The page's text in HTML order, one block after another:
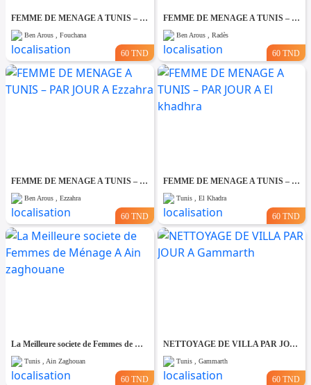
FEMME DE MENAGE A TUNIS – PAR JOUR A Fouchana
Ben Arous , Fouchana
60 TND
FEMME DE MENAGE A TUNIS – PAR JOUR A Rades
Ben Arous , Radès
60 TND
FEMME DE MENAGE A TUNIS – PAR JOUR A Ezzahra
Ben Arous , Ezzahra
60 TND
FEMME DE MENAGE A TUNIS – PAR JOUR A El khadhra
Tunis , El Khadra
60 TND
La Meilleure societe de Femmes de Ménage A Ain zaghouane
Tunis , Ain Zaghouan
60 TND
NETTOYAGE DE VILLA PAR JOUR A Gammarth
Tunis , Gammarth
60 TND